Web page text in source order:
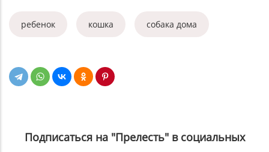
ребенок кошка собака дома
Подписаться на "Прелесть" в социальных